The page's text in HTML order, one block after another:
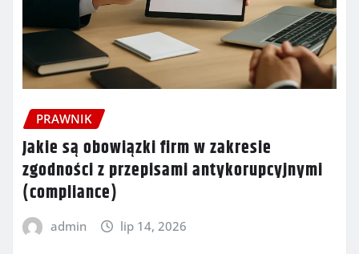
PRAWNIK
Jakie są obowiązki firm w zakresie
zgodności z przepisami antykorupcyjnymi
(compliance)
admin lip 14, 2026